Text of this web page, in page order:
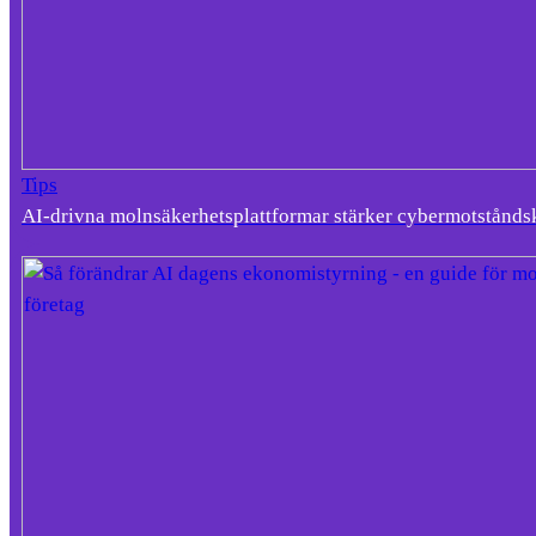
Tips
AI-drivna molnsäkerhetsplattformar stärker